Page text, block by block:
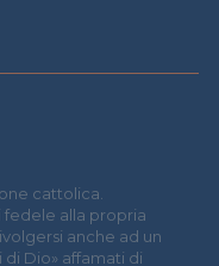
cattolica.
fedele alla propria
anche ad un
Dio» affamati di